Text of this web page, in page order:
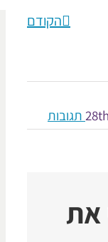
הקודם